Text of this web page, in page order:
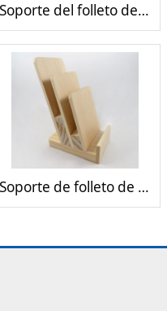
Soporte del folleto de aterrizaje de muilt Materials
Soporte de folleto de encimera de madera maciza